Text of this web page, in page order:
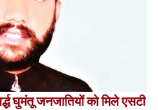
घुमंतू जनजातियों को मिले एसटी